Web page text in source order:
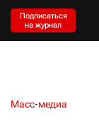
Подписаться
на журнал
Масс-медиа